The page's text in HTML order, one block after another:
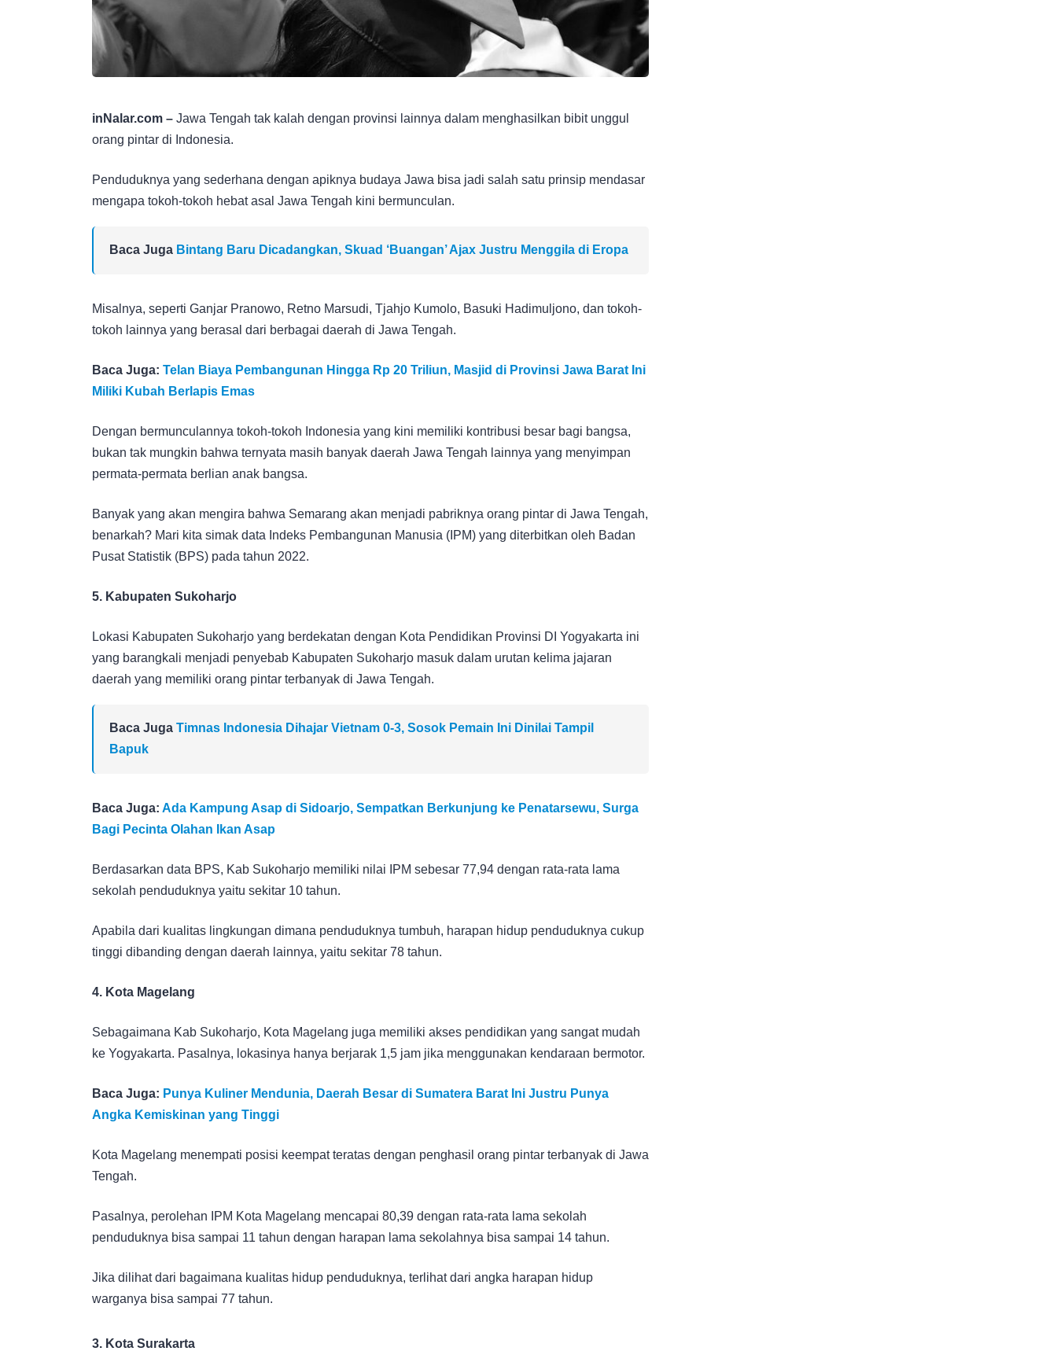
inNalar.com – Jawa Tengah tak kalah dengan provinsi lainnya dalam menghasilkan bibit unggul
orang pintar di Indonesia.
Penduduknya yang sederhana dengan apiknya budaya Jawa bisa jadi salah satu prinsip mendasar
mengapa tokoh-tokoh hebat asal Jawa Tengah kini bermunculan.
Baca Juga Bintang Baru Dicadangkan, Skuad ‘Buangan’ Ajax Justru Menggila di Eropa
Misalnya, seperti Ganjar Pranowo, Retno Marsudi, Tjahjo Kumolo, Basuki Hadimuljono, dan tokoh-
tokoh lainnya yang berasal dari berbagai daerah di Jawa Tengah.
Baca Juga: Telan Biaya Pembangunan Hingga Rp 20 Triliun, Masjid di Provinsi Jawa Barat Ini
Miliki Kubah Berlapis Emas
Dengan bermunculannya tokoh-tokoh Indonesia yang kini memiliki kontribusi besar bagi bangsa,
bukan tak mungkin bahwa ternyata masih banyak daerah Jawa Tengah lainnya yang menyimpan
permata-permata berlian anak bangsa.
Banyak yang akan mengira bahwa Semarang akan menjadi pabriknya orang pintar di Jawa Tengah,
benarkah? Mari kita simak data Indeks Pembangunan Manusia (IPM) yang diterbitkan oleh Badan
Pusat Statistik (BPS) pada tahun 2022.
5. Kabupaten Sukoharjo
Lokasi Kabupaten Sukoharjo yang berdekatan dengan Kota Pendidikan Provinsi DI Yogyakarta ini
yang barangkali menjadi penyebab Kabupaten Sukoharjo masuk dalam urutan kelima jajaran
daerah yang memiliki orang pintar terbanyak di Jawa Tengah.
Baca Juga Timnas Indonesia Dihajar Vietnam 0-3, Sosok Pemain Ini Dinilai Tampil
Bapuk
Baca Juga: Ada Kampung Asap di Sidoarjo, Sempatkan Berkunjung ke Penatarsewu, Surga
Bagi Pecinta Olahan Ikan Asap
Berdasarkan data BPS, Kab Sukoharjo memiliki nilai IPM sebesar 77,94 dengan rata-rata lama
sekolah penduduknya yaitu sekitar 10 tahun.
Apabila dari kualitas lingkungan dimana penduduknya tumbuh, harapan hidup penduduknya cukup
tinggi dibanding dengan daerah lainnya, yaitu sekitar 78 tahun.
4. Kota Magelang
Sebagaimana Kab Sukoharjo, Kota Magelang juga memiliki akses pendidikan yang sangat mudah
ke Yogyakarta. Pasalnya, lokasinya hanya berjarak 1,5 jam jika menggunakan kendaraan bermotor.
Baca Juga: Punya Kuliner Mendunia, Daerah Besar di Sumatera Barat Ini Justru Punya
Angka Kemiskinan yang Tinggi
Kota Magelang menempati posisi keempat teratas dengan penghasil orang pintar terbanyak di Jawa
Tengah.
Pasalnya, perolehan IPM Kota Magelang mencapai 80,39 dengan rata-rata lama sekolah
penduduknya bisa sampai 11 tahun dengan harapan lama sekolahnya bisa sampai 14 tahun.
Jika dilihat dari bagaimana kualitas hidup penduduknya, terlihat dari angka harapan hidup
warganya bisa sampai 77 tahun.
3. Kota Surakarta